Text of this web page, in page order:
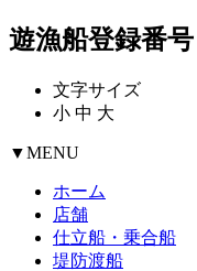
遊漁船登録番
文字サイズ
小 中 大
▼MENU
ホーム
店舗
仕立船・乗合船
堤防渡船